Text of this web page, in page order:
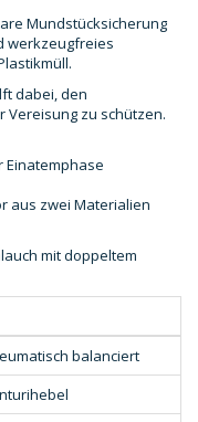
Mundstücksicherung
werkzeugfreies
dabei, den
Vereisung zu schützen.
Einatemphase
aus zwei Materialien
mit doppeltem
balanciert